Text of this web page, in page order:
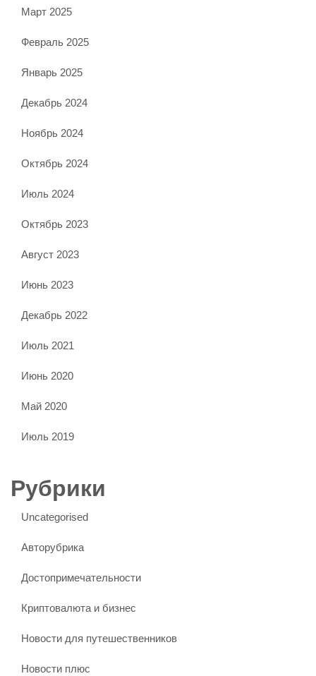
Март 2025
Февраль 2025
Январь 2025
Декабрь 2024
Ноябрь 2024
Октябрь 2024
Июль 2024
Октябрь 2023
Август 2023
Июнь 2023
Декабрь 2022
Июль 2021
Июнь 2020
Май 2020
Июль 2019
Рубрики
Uncategorised
Авторубрика
Достопримечательности
Криптовалюта и бизнес
Новости для путешественников
Новости плюс